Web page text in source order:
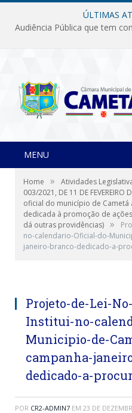
ÚLTIMAS
MENU
Home » Atividades
003/2021, DE 11 DE
oficial do município de
dedicada à promoção de
dá outras providências) »
no-calendario-Oficial-do-
janeiro-branco-dedicado-a-
Projeto-de-Lei-
Institui-no-
Municipio-de-
campanha-
dedicado-a-
POR CR2-ADMIN7 EM 23 DE